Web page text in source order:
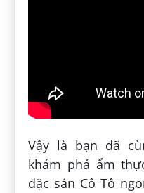
Vậy là bạn đã
khám phá ẩm
đặc sản Cô Tô